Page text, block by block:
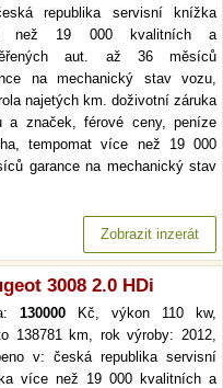
republika servisní knížka
než 19 000 kvalitních a
aut. až 36 měsíců
na mechanický stav vozu,
najetých km. doživotní záruka
a značek, férové ceny, peníze
tempomat více než 19 000
garance na mechanický stav
Zobrazit inzerát
3008 2.0 HDi
130000 Kč, výkon 110 kw,
138781 km, rok výroby: 2012,
v: česká republika servisní
více než 19 000 kvalitních a